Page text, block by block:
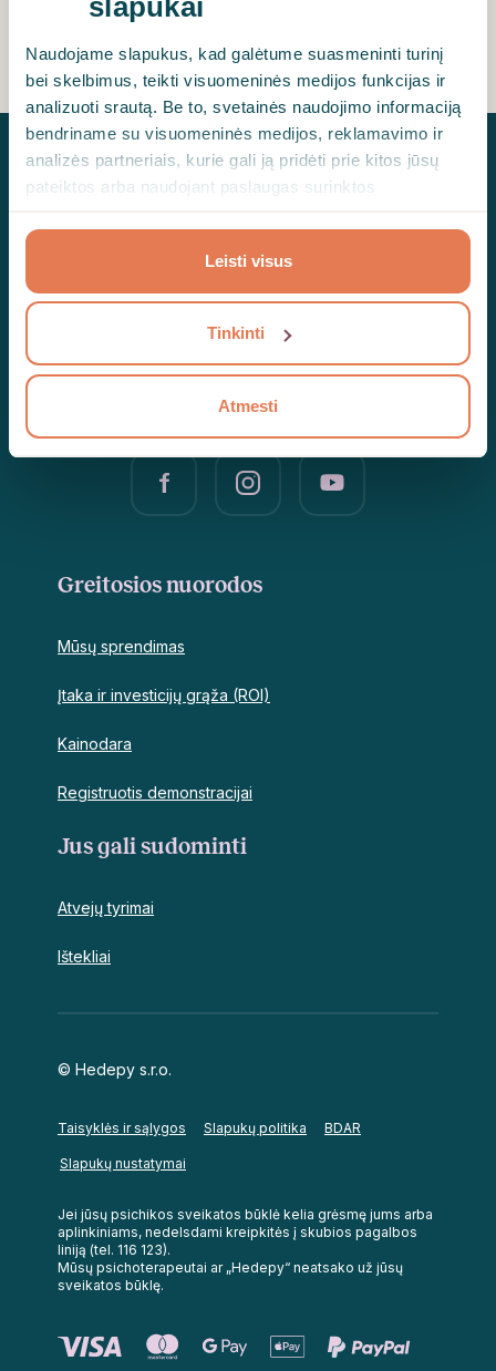
Naudojame slapukus, kad galėtume suasmeninti turinį
bei skelbimus, teikti visuomeninės medijos funkcijas ir
analizuoti srautą. Be to, svetainės naudojimo informaciją
bendriname su visuomeninės medijos, reklamavimo ir
analizės partneriais, kurie gali ją pridėti prie kitos jūsų
pateiktos arba naudojant paslaugas surinktos
Leisti visus
Tinkinti
Atmesti
Greitosios nuorodos
Mūsų sprendimas
Įtaka ir investicijų grąža (ROI)
Kainodara
Registruotis demonstracijai
Jus gali sudominti
Atvejų tyrimai
Ištekliai
© Hedepy s.r.o.
Taisyklės ir sąlygos Slapukų politika BDAR
Slapukų nustatymai
Jei jūsų psichikos sveikatos būklė kelia grėsmę jums arba
aplinkiniams, nedelsdami kreipkitės į skubios pagalbos
liniją (tel. 116 123).
Mūsų psichoterapeutai ar „Hedepy“ neatsako už jūsų
sveikatos būklę.